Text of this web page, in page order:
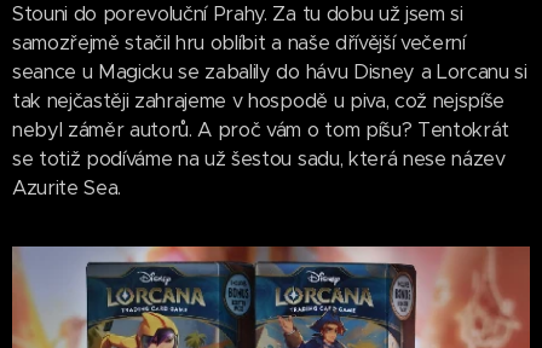
Stouni do porevoluční Prahy. Za tu dobu už jsem si
samozřejmě stačil hru oblíbit a naše dřívější večerní
seance u Magicku se zabalily do hávu Disney a Lorcanu si
tak nejčastěji zahrajeme v hospodě u piva, což nejspíše
nebyl záměr autorů. A proč vám o tom píšu? Tentokrát
se totiž podíváme na už šestou sadu, která nese název
Azurite Sea.